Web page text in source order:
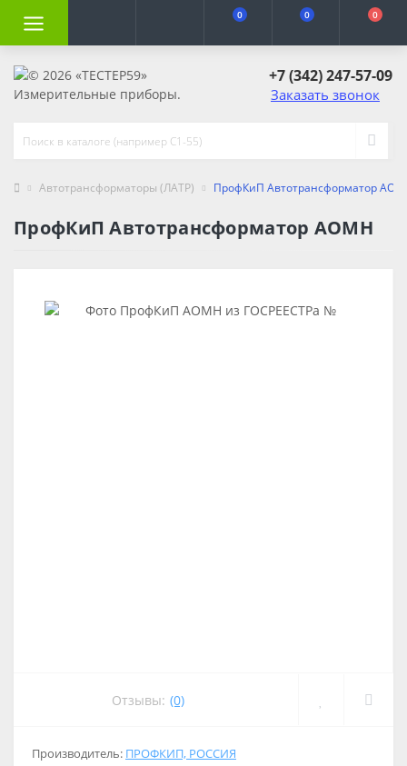
0 0 0
+7 (342) 247-57-09
Заказать звонок
Автотрансформаторы (ЛАТР) ПрофКиП Автотрансформатор
ПрофКиП Автотрансформатор АОМН
Отзывы: (0)
Производитель: ПРОФКИП, РОССИЯ